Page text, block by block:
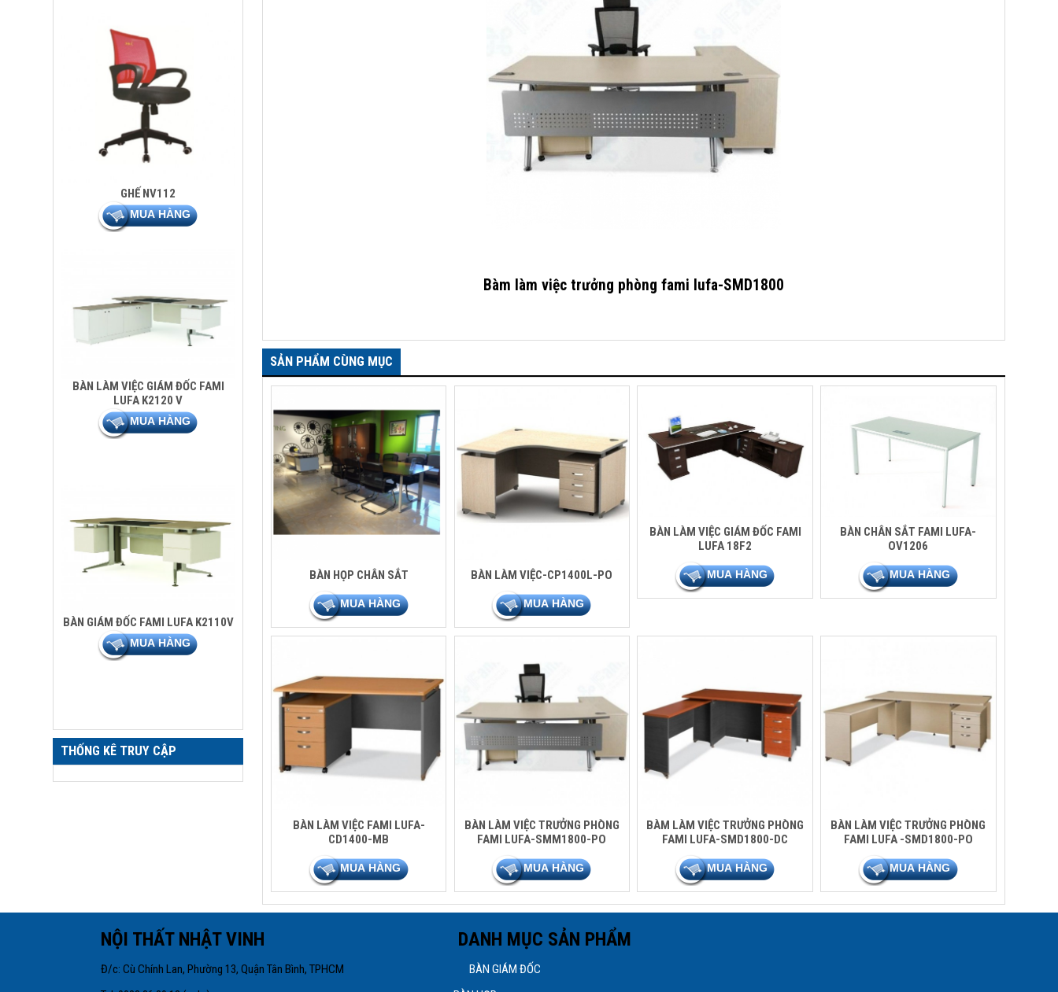
GHẾ NV112
BÀN LÀM VIỆC GIÁM ĐỐC FAMI
LUFA K2120 V
BÀN GIÁM ĐỐC FAMI LUFA K2110V
THỐNG KÊ TRUY CẬP
Bàm làm việc trưởng phòng fami lufa-SMD1800
SẢN PHẨM CÙNG MỤC
BÀN HỌP CHÂN SẮT BÀN LÀM VIỆC-CP1400L-PO
BÀN LÀM VIỆC GIÁM ĐỐC FAMI
LUFA 18F2
BÀN CHÂN SẮT FAMI LUFA-
OV1206
BÀN LÀM VIỆC FAMI LUFA-
CD1400-MB
BÀN LÀM VIỆC TRƯỞNG PHÒNG
FAMI LUFA-SMM1800-PO
BÀM LÀM VIỆC TRƯỞNG PHÒNG
FAMI LUFA-SMD1800-DC
BÀN LÀM VIỆC TRƯỞNG PHÒNG
FAMI LUFA -SMD1800-PO
NỘI THẤT NHẬT VINH DANH MỤC SẢN PHẨM
Đ/c: Cù Chính Lan, Phường 13, Quận Tân Bình, TPHCM BÀN GIÁM ĐỐC